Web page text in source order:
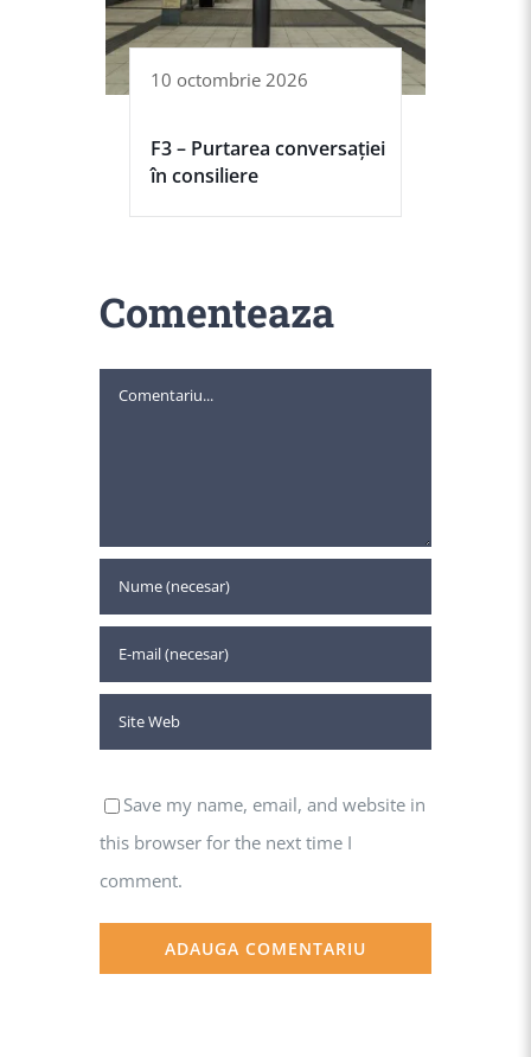
10 octombrie 2026
F3 – Purtarea conversației
în consiliere
Comenteaza
Comment
Save my name, email, and website in
this browser for the next time I
comment.